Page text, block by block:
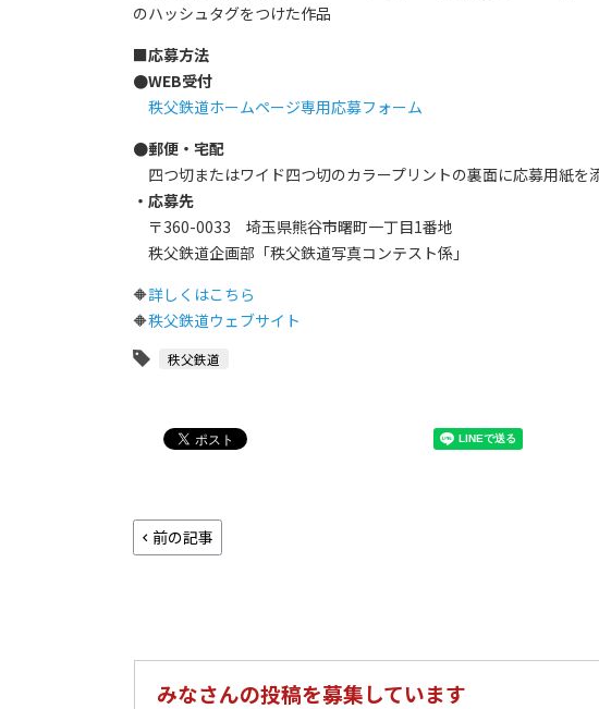
のハッシュタグをつけた作品
■応募方法
●WEB受付
秩父鉄道ホームページ専用応募フォーム
●郵便・宅配
四つ切またはワイド四つ切のカラープリントの裏面に応募用紙を
・応募先
〒360-0033 埼玉県熊谷市曙町一丁目1番地
秩父鉄道企画部「秩父鉄道写真コンテスト係」
🔶詳しくはこちら
🔶秩父鉄道ウェブサイト
秩父鉄道
前の記事
みなさんの投稿を募集しています